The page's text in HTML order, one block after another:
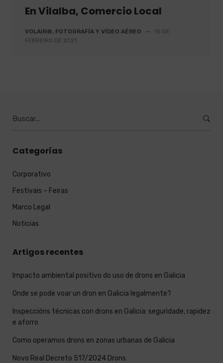
En Vilalba, Comercio Local
VOLAIR®, FOTOGRAFÍA Y VÍDEO AÉREO —
15 DE
FEBREIRO DE 2021
Categorías
Corporativo
Festivais – Feiras
Marco Legal
Noticias
Artigos recentes
Impacto ambiental positivo do uso de drons en Galicia
Onde se pode voar un dron en Galicia legalmente?
Inspeccións técnicas con drons en Galicia: seguridade, rapidez
e aforro
Como operamos drons en zonas urbanas de Galicia
Novo Real Decreto 517/2024 Drons